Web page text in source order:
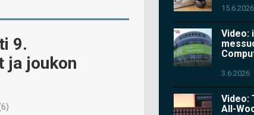
9.
ja joukon
15.6.2026
Video:
3.6.2026
Video:
All-